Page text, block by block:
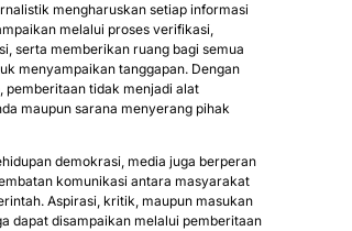
mengharuskan setiap informasi
melalui proses verifikasi,
serta memberikan ruang bagi semua
menyampaikan tanggapan. Dengan
pemberitaan tidak menjadi alat
maupun sarana menyerang pihak
demokrasi, media juga berperan
komunikasi antara masyarakat
Aspirasi, kritik, maupun masukan
dapat disampaikan melalui pemberitaan